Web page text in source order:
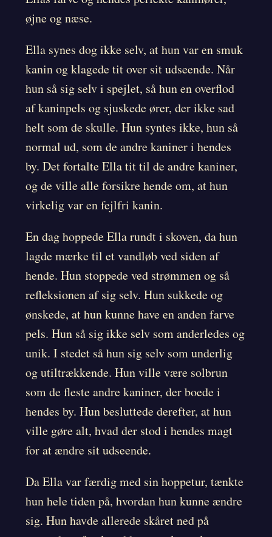
øjne og næse.
Ella synes dog ikke selv, at hun var en smuk
kanin og klagede tit over sit udseende. Når
hun så sig selv i spejlet, så hun en overflod
af kaninpels og sjuskede ører, der ikke sad
helt som de skulle. Hun syntes ikke, hun så
normal ud, som de andre kaniner i hendes
by. Det fortalte Ella tit til de andre kaniner,
og de ville alle forsikre hende om, at hun
virkelig var en fejlfri kanin.
En dag hoppede Ella rundt i skoven, da hun
lagde mærke til et vandløb ved siden af ​​
hende. Hun stoppede ved strømmen og så
refleksionen af sig selv. Hun sukkede og
ønskede, at hun kunne have en anden farve
pels. Hun så sig ikke selv som anderledes og
unik. I stedet så hun sig selv som underlig
og utiltrækkende. Hun ville være solbrun
som de fleste andre kaniner, der boede i
hendes by. Hun besluttede derefter, at hun
ville gøre alt, hvad der stod i hendes magt
for at ændre sit udseende.
Da Ella var færdig med sin hoppetur, tænkte
hun hele tiden på, hvordan hun kunne ændre
sig. Hun havde allerede skåret ned på